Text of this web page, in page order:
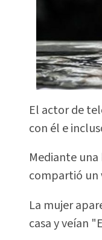
El actor de
con él e
Mediante
compartió un
La mujer
casa y veían